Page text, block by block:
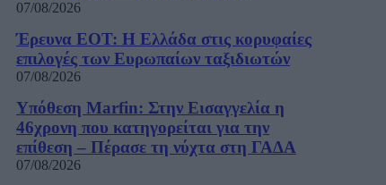
07/08/2026
Έρευνα ΕΟΤ: Η Ελλάδα στις κορυφαίες
επιλογές των Ευρωπαίων ταξιδιωτών
07/08/2026
Υπόθεση Marfin: Στην Εισαγγελία η
46χρονη που κατηγορείται για την
επίθεση – Πέρασε τη νύχτα στη ΓΑΔΑ
07/08/2026